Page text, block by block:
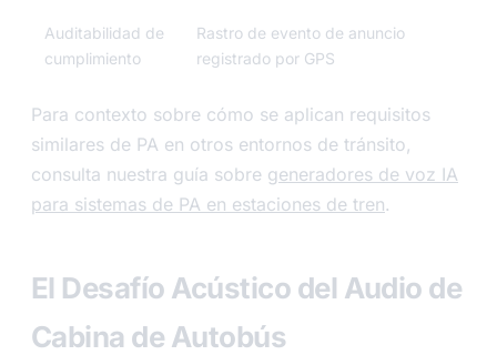
Auditabilidad de
cumplimiento
Rastro de evento de anuncio
registrado por GPS
Para contexto sobre cómo se aplican requisitos
similares de PA en otros entornos de tránsito,
consulta nuestra guía sobre generadores de voz IA
para sistemas de PA en estaciones de tren.
El Desafío Acústico del Audio de
Cabina de Autobús